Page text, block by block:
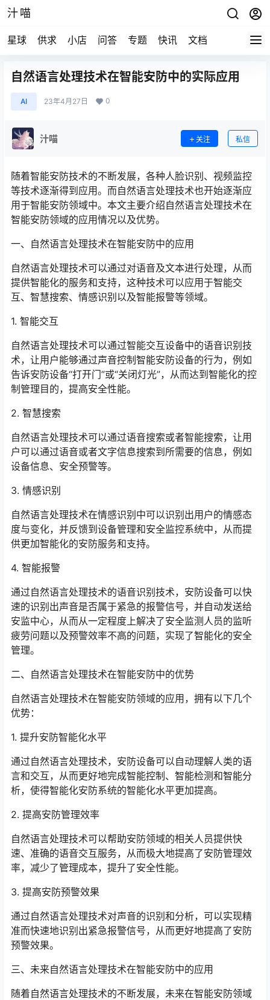
汁喵
星球 供求 小店 问答 专题 快讯 文档
自然语言处理技术在智能安防中的实际应用
AI 23年4月27日 0
汁喵 关注 私信
随着智能安防技术的不断发展，各种人脸识别、视频监控
等技术逐渐得到应用。而自然语言处理技术也开始逐渐应
用于智能安防领域中。本文主要介绍自然语言处理技术在
智能安防领域的应用情况以及优势。
一、自然语言处理技术在智能安防中的应用
自然语言处理技术可以通过对语音及文本进行处理，从而
提供智能化的服务和支持，这种技术可以应用于智能交
互、智慧搜索、情感识别以及智能报警等领域。
1. 智能交互
自然语言处理技术可以通过智能交互设备中的语音识别技
术，让用户能够通过声音控制智能安防设备的行为，例如
告诉安防设备“打开门”或“关闭灯光”，从而达到智能化的控
制管理目的，提高安全性能。
2. 智慧搜索
自然语言处理技术可以通过语音搜索或者智能搜索，让用
户可以通过语音或者文字信息搜索到所需要的信息，例如
设备信息、安全预警等。
3. 情感识别
自然语言处理技术在情感识别中可以识别出用户的情感态
度与变化，并反馈到设备管理和安全监控系统中，从而提
供更加智能化的安防服务和支持。
4. 智能报警
通过自然语言处理技术的语音识别技术，安防设备可以快
速的识别出声音是否属于紧急的报警信号，并自动发送给
安监中心，从而从一定程度上解决了安全监测人员的监听
疲劳问题以及预警效率不高的问题，实现了智能化的安全
管理。
二、自然语言处理技术在智能安防中的优势
自然语言处理技术在智能安防领域的应用，拥有以下几个
优势：
1. 提升安防智能化水平
通过自然语言处理技术，安防设备可以自动理解人类的语
言和交互，从而更好地完成智能控制、智能检测和智能分
析，使得智能化安防系统的智能化水平更加提高。
2. 提高安防管理效率
自然语言处理技术可以帮助安防领域的相关人员提供快
速、准确的语音交互服务，从而极大地提高了安防管理效
率，减少了管理成本，提升了安全性能。
3. 提高安防预警效果
通过自然语言处理技术对声音的识别和分析，可以实现精
准而快速地识别出紧急报警信号，从而更好地提高了安防
预警效果。
三、未来自然语言处理技术在智能安防中的应用
随着自然语言处理技术的不断发展，未来在智能安防领域